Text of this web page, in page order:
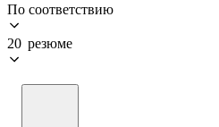
По соответствию
20 резюме